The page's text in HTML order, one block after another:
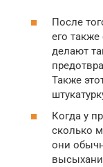
После
его также
делают
Также
Когда у
сколько
они